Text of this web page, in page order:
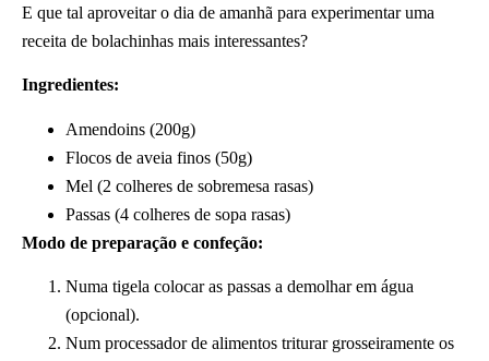
E que tal aproveitar o dia de amanhã para experimentar uma
receita de bolachinhas mais interessantes?
Ingredientes:
Amendoins (200g)
Flocos de aveia finos (50g)
Mel (2 colheres de sobremesa rasas)
Passas (4 colheres de sopa rasas)
Modo de preparação e confeção:
Numa tigela colocar as passas a demolhar em água
(opcional).
Num processador de alimentos triturar grosseiramente os